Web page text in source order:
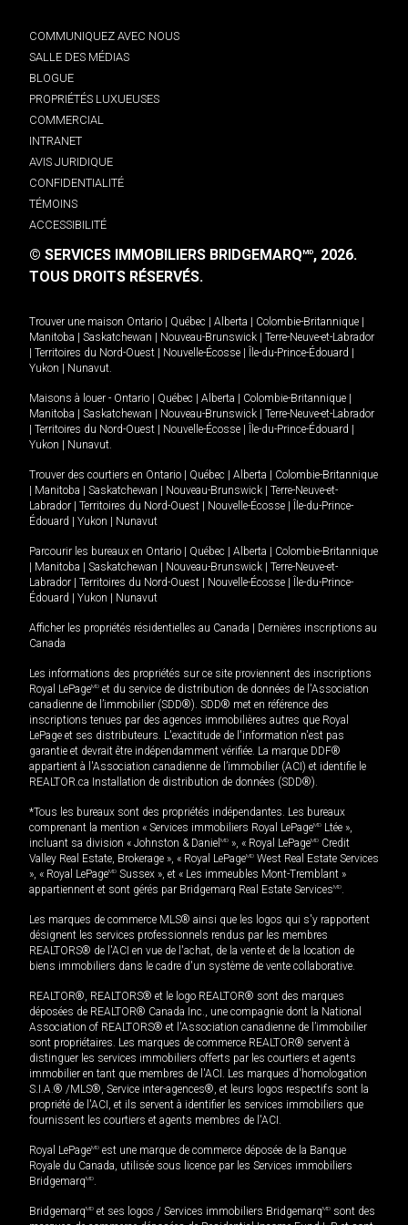
COMMUNIQUEZ AVEC NOUS
SALLE DES MÉDIAS
BLOGUE
PROPRIÉTÉS LUXUEUSES
COMMERCIAL
INTRANET
AVIS JURIDIQUE
CONFIDENTIALITÉ
TÉMOINS
ACCESSIBILITÉ
© SERVICES IMMOBILIERS BRIDGEMARQMD, 2026.
TOUS DROITS RÉSERVÉS.
Trouver une maison Ontario Québec Alberta Colombie-Britannique
Manitoba
Saskatchewan Nouveau-Brunswick
Terre-Neuve-et-Labrador
Territoires du Nord-Ouest Nouvelle-Écosse Île-du-Prince-Édouard
Yukon
Nunavut.
Maisons à louer - Ontario Québec Alberta Colombie-Britannique
Manitoba
Saskatchewan Nouveau-Brunswick
Terre-Neuve-et-Labrador
Territoires du Nord-Ouest Nouvelle-Écosse Île-du-Prince-Édouard
Yukon
Nunavut.
Trouver des courtiers en Ontario Québec Alberta
Colombie-Britannique
Manitoba Saskatchewan Nouveau-Brunswick
Terre-Neuve-et-
Labrador
Territoires du Nord-Ouest Nouvelle-Écosse
Île-du-Prince-
Édouard
Yukon Nunavut
Parcourir les bureaux en Ontario Québec Alberta
Colombie-Britannique
Manitoba Saskatchewan Nouveau-Brunswick
Terre-Neuve-et-
Labrador
Territoires du Nord-Ouest Nouvelle-Écosse
Île-du-Prince-
Édouard
Yukon Nunavut
Afficher les propriétés résidentielles au Canada
Dernières inscriptions au
Canada
Les informations des propriétés sur ce site proviennent des inscriptions
Royal LePageMD et du service de distribution de données de l'Association
canadienne de l’immobilier (SDD®). SDD® met en référence des
inscriptions tenues par des agences immobilières autres que Royal
LePage et ses distributeurs. L'exactitude de l'information n'est pas
garantie et devrait être indépendamment vérifiée. La marque DDF®
appartient à l'Association canadienne de l’immobilier (ACI) et identifie le
REALTOR.ca Installation de distribution de données (SDD®).
*Tous les bureaux sont des propriétés indépendantes. Les bureaux
comprenant la mention « Services immobiliers Royal LePageMD Ltée »,
incluant sa division « Johnston & Daniel MD », « Royal LePageMD Credit
Valley Real Estate, Brokerage », « Royal LePageMD West Real Estate Services
», « Royal LePageMD Sussex », et « Les immeubles Mont-Tremblant »
appartiennent et sont gérés par Bridgemarq Real Estate ServicesMD.
Les marques de commerce MLS® ainsi que les logos qui s'y rapportent
désignent les services professionnels rendus par les membres
REALTORS® de l'ACI en vue de l'achat, de la vente et de la location de
biens immobiliers dans le cadre d'un système de vente collaborative.
REALTOR®, REALTORS® et le logo REALTOR® sont des marques
déposées de REALTOR® Canada Inc., une compagnie dont la National
Association of REALTORS® et l'Association canadienne de l’immobilier
sont propriétaires. Les marques de commerce REALTOR® servent à
distinguer les services immobiliers offerts par les courtiers et agents
immobilier en tant que membres de l'ACI. Les marques d'homologation
S.I.A.® /MLS®, Service inter-agences®, et leurs logos respectifs sont la
propriété de l'ACI, et ils servent à identifier les services immobiliers que
fournissent les courtiers et agents membres de l'ACI.
Royal LePageMD est une marque de commerce déposée de la Banque
Royale du Canada, utilisée sous licence par les Services immobiliers
BridgemarqMD.
BridgemarqMD et ses logos / Services immobiliers BridgemarqMD sont des